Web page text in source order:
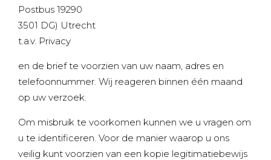
Postbus 19290
3501 DG) Utrecht
t.a.v. Privacy
en de brief te voorzien van uw naam, adres en
telefoonnummer. Wij reageren binnen één maand
op uw verzoek.
Om misbruik te voorkomen kunnen we u vragen om
u te identificeren. Voor de manier waarop u ons
veilig kunt voorzien van een kopie legitimatiebewijs